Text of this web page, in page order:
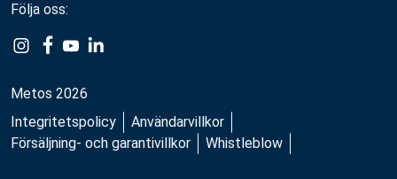
Metos 2026
Integritetspolicy
Användarvillkor
Försäljning- och garantivillkor
Whistleblow
Följa oss: